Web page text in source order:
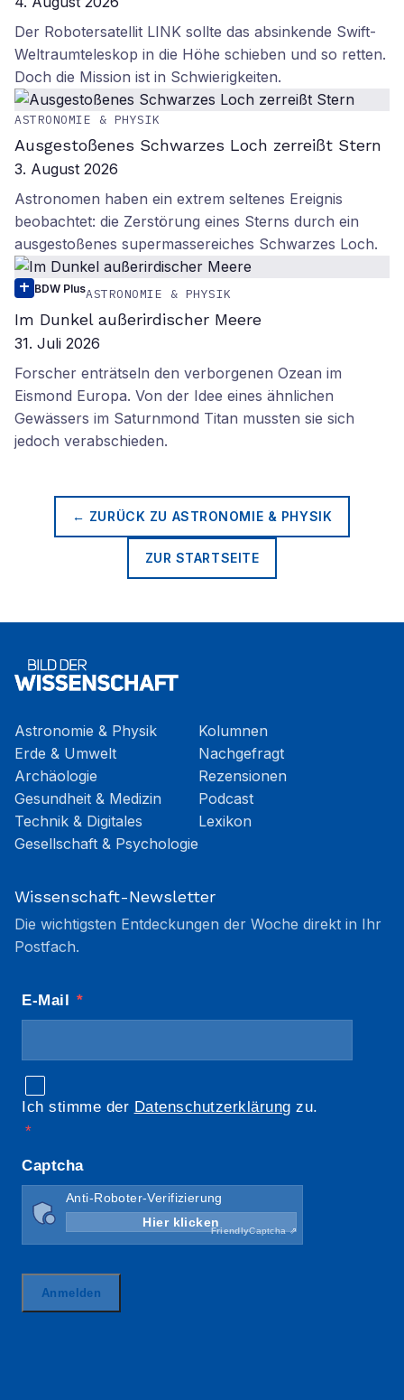
Der Robotersatellit LINK sollte das absinkende Swift-
Weltraumteleskop in die Höhe schieben und so retten.
Doch die Mission ist in Schwierigkeiten.
ASTRONOMIE & PHYSIK
Ausgestoßenes Schwarzes Loch zerreißt Stern
3. August 2026
Astronomen haben ein extrem seltenes Ereignis
beobachtet: die Zerstörung eines Sterns durch ein
ausgestoßenes supermassereiches Schwarzes Loch.
BDW PlusASTRONOMIE & PHYSIK
Im Dunkel außerirdischer Meere
31. Juli 2026
Forscher enträtseln den verborgenen Ozean im
Eismond Europa. Von der Idee eines ähnlichen
Gewässers im Saturnmond Titan mussten sie sich
jedoch verabschieden.
← ZURÜCK ZU ASTRONOMIE & PHYSIK
ZUR STARTSEITE
Astronomie & Physik
Erde & Umwelt
Archäologie
Gesundheit & Medizin
Technik & Digitales
Gesellschaft & Psychologie
Kolumnen
Nachgefragt
Rezensionen
Podcast
Lexikon
Wissenschaft-Newsletter
Die wichtigsten Entdeckungen der Woche direkt in Ihr
Postfach.